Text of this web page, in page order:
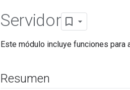
Servidor
Este módulo incluye funciones para
Resumen